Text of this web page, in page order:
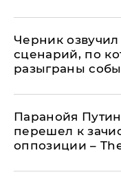
Черник
сценарий, по
разыграны
Паранойя
перешел к
оппозиции –